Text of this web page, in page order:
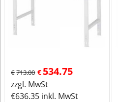
€713.00 € 534.75
zzgl. MwSt
€636.35 inkl. MwSt